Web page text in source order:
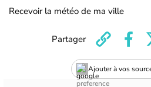
Recevoir la météo de ma ville
Ajouter à vos
Partager